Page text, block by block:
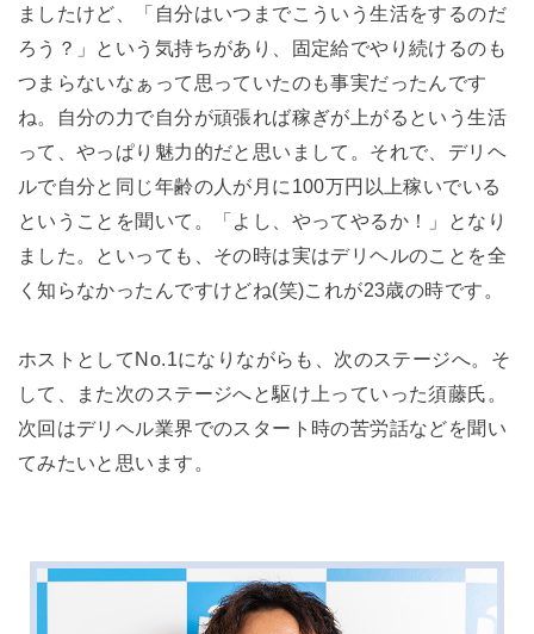
ましたけど、「自分はいつまでこういう生活をするのだ
ろう？」という気持ちがあり、固定給でやり続けるのも
つまらないなぁって思っていたのも事実だったんです
ね。自分の力で自分が頑張れば稼ぎが上がるという生活
って、やっぱり魅力的だと思いまして。それで、デリヘ
ルで自分と同じ年齢の人が月に100万円以上稼いでいる
ということを聞いて。「よし、やってやるか！」となり
ました。といっても、その時は実はデリヘルのことを全
く知らなかったんですけどね(笑)これが23歳の時です。
ホストとしてNo.1になりながらも、次のステージへ。そ
して、また次のステージへと駆け上っていった須藤氏。
次回はデリヘル業界でのスタート時の苦労話などを聞い
てみたいと思います。